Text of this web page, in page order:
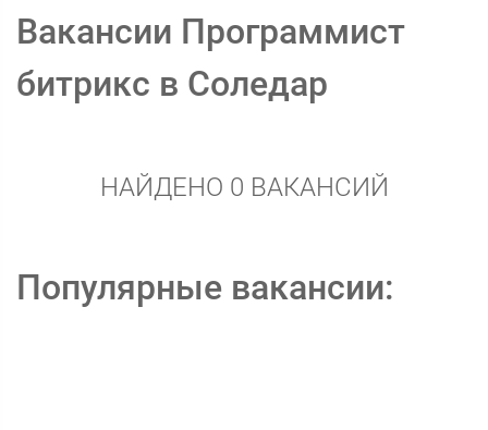
Вакансии Программист
битрикс в Соледар
НАЙДЕНО 0 ВАКАНСИЙ
Популярные вакансии: